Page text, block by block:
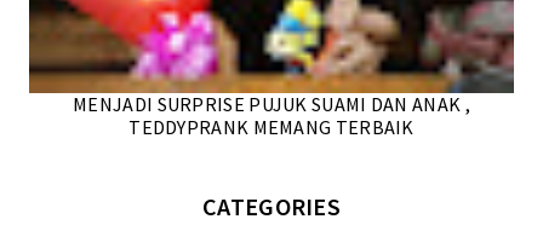
MENJADI SURPRISE PUJUK SUAMI DAN ANAK ,
TEDDYPRANK MEMANG TERBAIK
CATEGORIES